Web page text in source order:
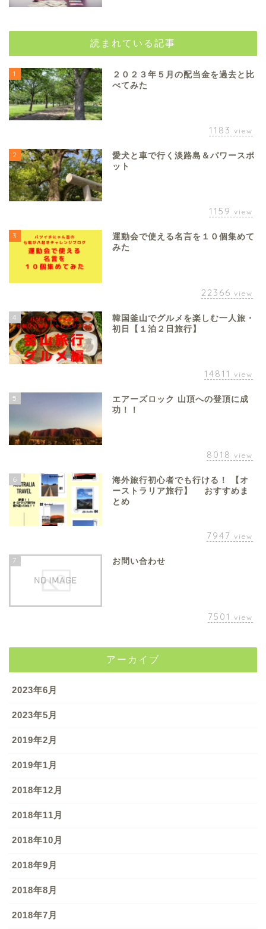
読まれている記事
1
２０２３年５月の配当金を過去と比
べてみた
1183 view
2
愛犬と車で行く淡路島＆パワースポ
ット
1159 view
3
運動会で使える名言を１０個集めて
みた
22366 view
4
韓国釜山でグルメを楽しむ一人旅・
初日【１泊２日旅行】
14811 view
5
エアーズロック 山頂への登頂に成
功！！
8018 view
6
海外旅行初心者でも行ける！ 【オ
ーストラリア旅行】 おすすめま
とめ
7947 view
7 お問い合わせ
7501 view
アーカイブ
2023年6月
2023年5月
2019年2月
2019年1月
2018年12月
2018年11月
2018年10月
2018年9月
2018年8月
2018年7月